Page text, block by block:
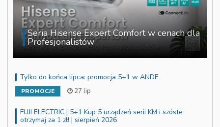
Seria Hisense Expert Comfort w cenach dla
Profesjonalistów
Tylko do końca lipca: promocja 5+1 w ANDE
PROMOCJE 27 lip
FUJI ELECTRIC | 5+1 Kup 5 urządzeń serii KM i szóste
otrzymaj za 1 zł! | sierpień 2026